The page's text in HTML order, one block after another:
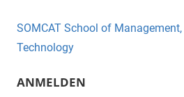
o
o
k
SOMCAT School of
Technology
ANMELDEN